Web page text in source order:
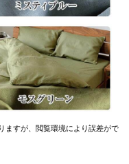
すが、 閲覧環境により誤差がで